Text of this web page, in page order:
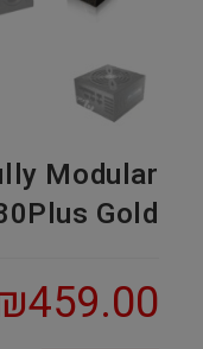
Modular
Gold
459.00